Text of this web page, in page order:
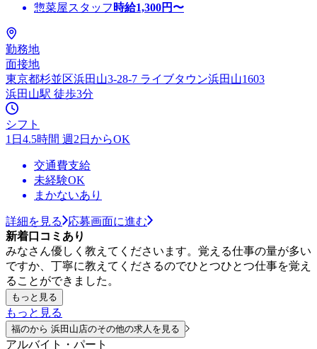
惣菜屋スタッフ 時給1,300円〜
勤務地
面接地
東京都杉並区浜田山3-28-7 ライブタウン浜田山1603
浜田山駅 徒歩3分
シフト
1日4.5時間 週2日からOK
交通費支給
未経験OK
まかないあり
詳細を見る
応募画面に進む
新着口コミあり
みなさん優しく教えてくださいます。覚える仕事の量が多い
ですか、丁寧に教えてくださるのでひとつひとつ仕事を覚え
ることができました。
もっと見る
もっと見る
福のから 浜田山店のその他の求人を見る
アルバイト・パート